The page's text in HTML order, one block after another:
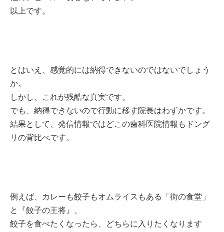
以上です。
とはいえ、感覚的には納得できないのではないでしょう
か。
しかし、これが残酷な真実です。
でも、納得できないので行動に移す院長はわずかです。
結果として、発信情報ではどこの歯科医院情報もドング
リの背比べです。
例えば、カレーも餃子もオムライスもある「街の食堂」
と『餃子の王将』、
餃子を食べたくなったら、どちらに入りたくなります